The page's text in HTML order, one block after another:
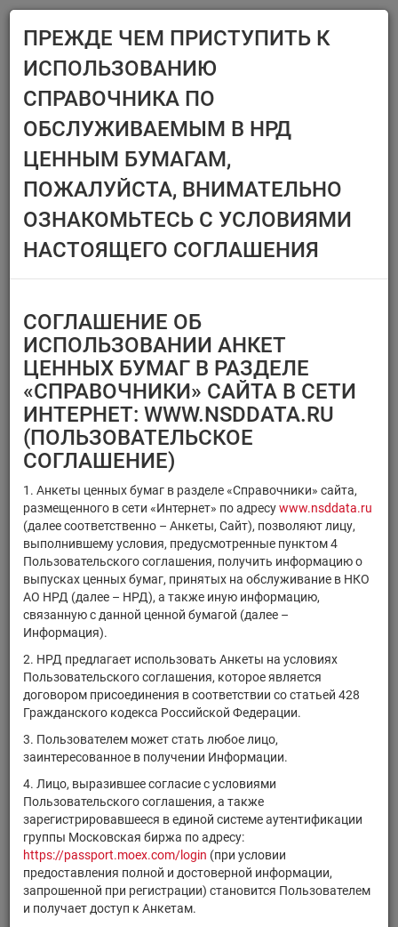
Главная Справочники Ценные бумаги
ЦЕННЫЕ БУМАГИ
ПРЕЖДЕ ЧЕМ ПРИСТУПИТЬ К
ИСПОЛЬЗОВАНИЮ
СПРАВОЧНИКА ПО
ОБСЛУЖИВАЕМЫМ В НРД
ЦЕННЫМ БУМАГАМ,
ПОЖАЛУЙСТА, ВНИМАТЕЛЬНО
ОЗНАКОМЬТЕСЬ С УСЛОВИЯМИ
НАСТОЯЩЕГО СОГЛАШЕНИЯ
СОГЛАШЕНИЕ ОБ
ИСПОЛЬЗОВАНИИ АНКЕТ
ЦЕННЫХ БУМАГ В РАЗДЕЛЕ
«СПРАВОЧНИКИ» САЙТА В СЕТИ
ИНТЕРНЕТ: WWW.NSDDATA.RU
(ПОЛЬЗОВАТЕЛЬСКОЕ
СОГЛАШЕНИЕ)
1. Анкеты ценных бумаг в разделе «Справочники» сайта,
размещенного в сети «Интернет» по адресуwww.nsddata.ru
(далее соответственно – Анкеты, Сайт), позволяют лицу,
выполнившему условия, предусмотренные пунктом 4
Пользовательского соглашения, получить информацию о
выпусках ценных бумаг, принятых на обслуживание в НКО
АО НРД (далее – НРД), а также иную информацию,
связанную с данной ценной бумагой (далее –
Информация).
2. НРД предлагает использовать Анкеты на условиях
Пользовательского соглашения, которое является
договором присоединения в соответствии со статьей 428
Гражданского кодекса Российской Федерации.
3. Пользователем может стать любое лицо,
заинтересованное в получении Информации.
4. Лицо, выразившее согласие с условиями
Пользовательского соглашения, а также
зарегистрировавшееся в единой системе аутентификации
группы Московская биржа по адресу:
https://passport.moex.com/login (при условии
предоставления полной и достоверной информации,
запрошенной при регистрации) становится Пользователем
и получает доступ к Анкетам.
Эмитент/ИФ/ИП
Тип финансового
инструмента
Перечень ценных бумаг,
по которым
Ценные бумаги,
предназначенные
только для квал.
инвесторов
Тип идентификатора ц.б.
×
Регистрационный номер
×
ISIN
Очистить фильтр
Поиск
РЕЗУЛЬТАТЫ ПОИСКА:
Ценные бумаги, находящиеся на обслуживании в НРД на
07.08.2026
Показано 141-160 из 21382 найденных ценных бумаг.
Код НРД
Эмитент/ИФ/
ИП
Тип
финансового
инструмента
номер
US4642871929
iShares U.S.
Transportation
ETF
акции ИФ